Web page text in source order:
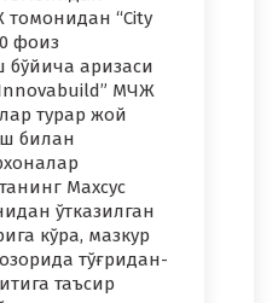
“City
фоиз
аризаси
МЧЖ
турар жой
билан
Махсус
ўтказилган
кўра, мазкур
тўғридан-
таъсир